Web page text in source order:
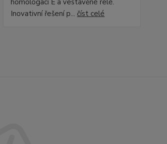
homologaci E a vestavěné relé.
Inovativní řešení p...číst celé